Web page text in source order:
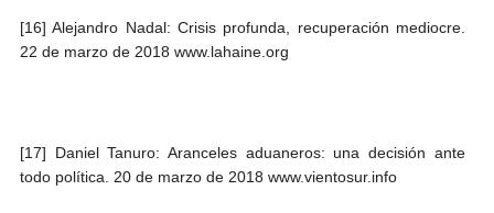
[16] Alejandro Nadal: Crisis profunda, recuperación mediocre.
22 de marzo de 2018 www.lahaine.org
[17] Daniel Tanuro: Aranceles aduaneros: una decisión ante
todo política. 20 de marzo de 2018 www.vientosur.info